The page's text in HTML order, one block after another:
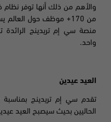
والأهم من ذلك أنها توفر
من 170+ موظف حول العالم يسعون
منصة سي إم تريدينج
واحد.
العيد عيدين
تقدم سي إم تريدينج بمناسبة
الحاليين بحيث سيصبح العيد